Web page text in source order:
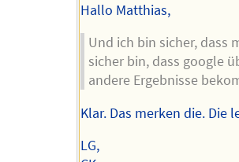
Hallo Matthias,
Und ich bin sicher, dass
sicher bin, dass google
andere Ergebnisse
Klar. Das merken die. Die
LG,